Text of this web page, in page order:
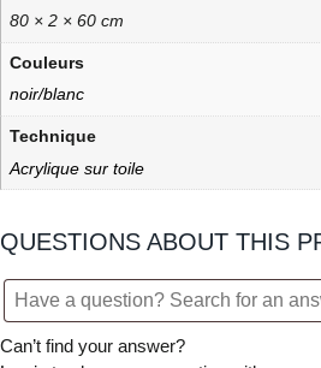
80 × 2 × 60 cm
Couleurs
noir/blanc
Technique
Acrylique sur toile
QUESTIONS ABOUT THIS
Can’t find your answer?